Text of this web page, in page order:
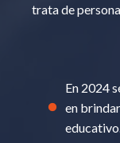
trata de
En 2024
en